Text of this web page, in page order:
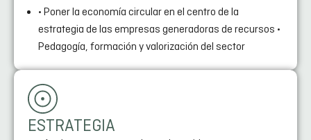
• Poner la economía circular en el centro de la
estrategia de las empresas generadoras de recursos •
Pedagogía, formación y valorización del sector
ESTRATEGIA